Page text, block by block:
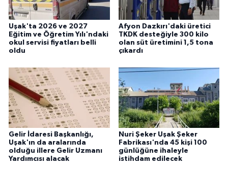
Uşak'ta 2026 ve 2027
Eğitim ve Öğretim Yılı'ndaki
okul servisi fiyatları belli
oldu
Afyon Dazkırı'daki üretici
TKDK desteğiyle 300 kilo
olan süt üretimini 1,5 tona
çıkardı
Gelir İdaresi Başkanlığı,
Uşak'ın da aralarında
olduğu illere Gelir Uzmanı
Yardımcısı alacak
Nuri Şeker Uşak Şeker
Fabrikası'nda 45 kişi 100
günlüğüne ihaleyle
istihdam edilecek